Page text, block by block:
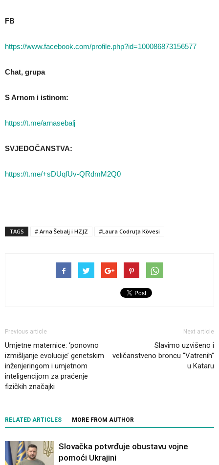
FB
https://www.facebook.com/profile.php?id=100086873156577
Chat, grupa
S Arnom i istinom:
https://t.me/arnasebalj
SVJEDOČANSTVA:
https://t.me/+sDUqfUv-QRdmM2Q0
TAGS # Arna Šebalj i HZJZ #Laura Codruța Kövesi
Previous article
Umjetne maternice: ‘ponovno
izmišljanje evolucije’ genetskim
inženjeringom i umjetnom
inteligencijom za praćenje
fizičkih značajki
Next article
Slavimo uzvišeno i
veličanstveno broncu “Vatrenih”
u Kataru
RELATED ARTICLES MORE FROM AUTHOR
Slovačka potvrđuje obustavu vojne
pomoći Ukrajini